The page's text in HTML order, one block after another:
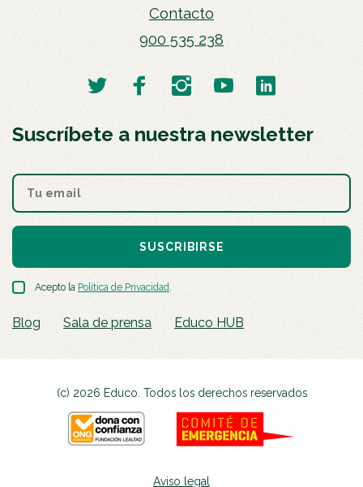
Contacto
900 535 238
Suscríbete a nuestra newsletter
SUSCRIBIRSE
Acepto la Política de Privacidad.
Blog Sala de prensa Educo HUB
(c) 2026 Educo. Todos los derechos reservados
Aviso legal